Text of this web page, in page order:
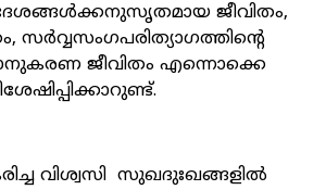
ജീവിതം,
സർവ്വസംഗപരിത്യാഗത്തിന്റെ
ജീവിതം എന്നൊക്കെ
വിശ്വസി സുഖദുഃഖങ്ങളിൽ